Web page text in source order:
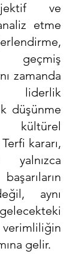
ve
etme
geçmiş
zamanda
liderlik
düşünme
kültürel
kararı,
yalnızca
aynı
gelir.